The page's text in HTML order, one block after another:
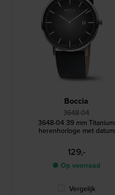
Boccia
3648-04
3648-04 39 mm Titanium
herenhorloge met datum
129,-
● Op voorraad
Vergelijk